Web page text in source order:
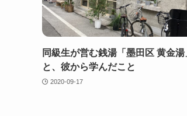
同級生が営む銭湯「墨田区 黄金湯
と、彼から学んだこと
2020-09-17